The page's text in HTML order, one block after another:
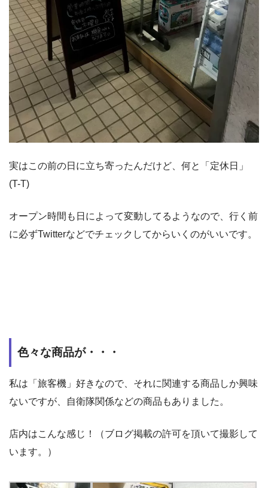
実はこの前の日に立ち寄ったんだけど、何と「定休日」
(T-T)
オープン時間も日によって変動してるようなので、行く前
に必ずTwitterなどでチェックしてからいくのがいいです。
色々な商品が・・・
私は「旅客機」好きなので、それに関連する商品しか興味
ないですが、自衛隊関係などの商品もありました。
店内はこんな感じ！（ブログ掲載の許可を頂いて撮影して
います。）